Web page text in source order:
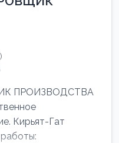
ПРОИЗВОДСТВА
Кирьят-Гат